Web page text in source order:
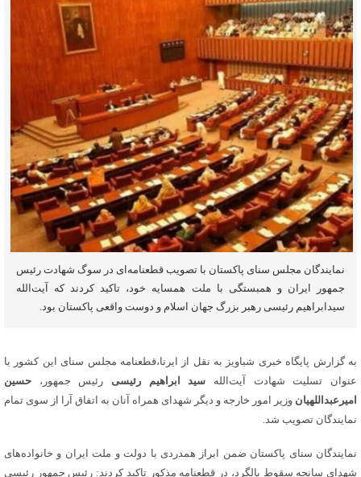
نمایندگان مجلس سنای پاکستان با تصویب قطعنامه‌ای در سوگ شهادت رئیس
جمهور ایران و همبستگی با ملت همسایه خود، تاکید کردند ‌که آیت‌الله
سیدابراهیم رئیسی رهبر بزرگ جهان اسلام و دوست واقعی پاکستان بود.
به گزارش پایگاه خبری شباویز به نقل از ایرنا،قطعنامه‌ مجلس سنای این کشور با
عنوان تسلیت شهادت آیت‌الله سید ابراهیم رئیسی رئیس جمهور، حسین
امیرعبداللهیان وزیر امور خارجه و دیگر شهدای همراه آنان به اتفاق آرا از سوی تمام
نمایندگان تصویب شد.
نمایندگان سنای پاکستان ضمن ابراز همدردی با دولت و ملت ایران و خانواده‌های
شهدای سانحه سقوط بالگرد، در قطعنامه مذکور تاکید کردند: رئیس جمهور رئیسی